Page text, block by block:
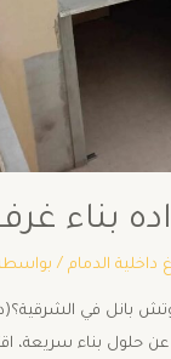
بناء
داخلية الدمام/
بانل في
عن حلول بناء